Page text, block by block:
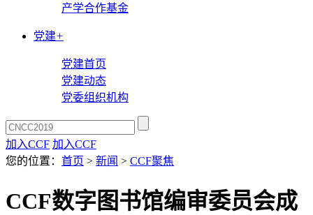
产学合作基金
党建+
党建首页
党建动态
党委组织机构
加入CCF 加入CCF
您的位置： 首页 > 新闻 > CCF聚焦
CCF数字图书馆编审委员会成